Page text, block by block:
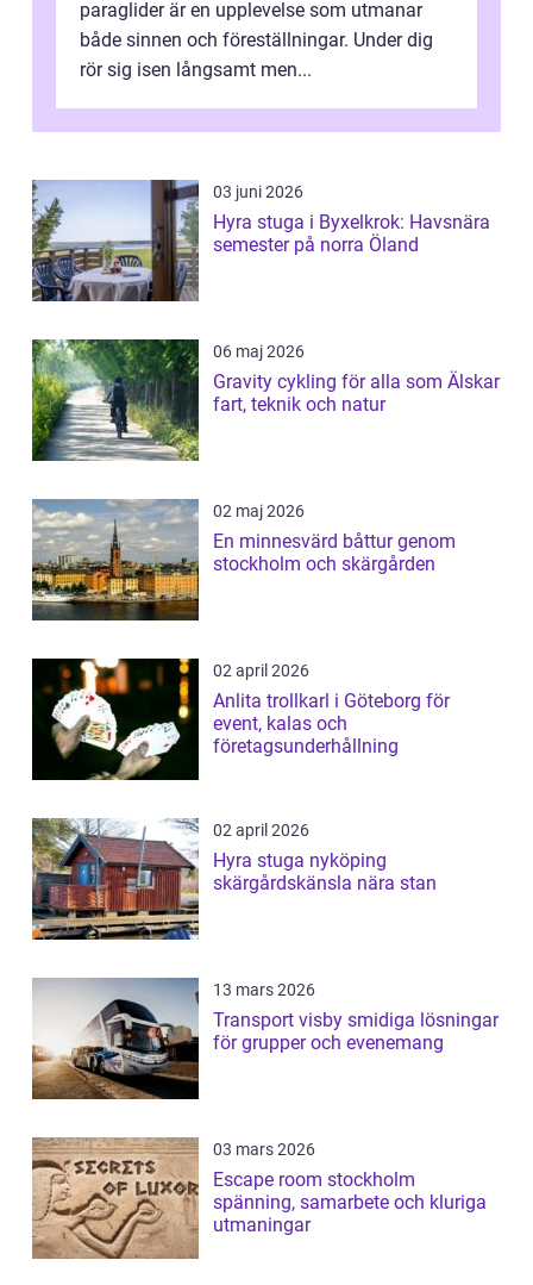
paraglider är en upplevelse som utmanar
både sinnen och föreställningar. Under dig
rör sig isen långsamt men...
03 juni 2026
Hyra stuga i Byxelkrok: Havsnära
semester på norra Öland
06 maj 2026
Gravity cykling för alla som Älskar
fart, teknik och natur
02 maj 2026
En minnesvärd båttur genom
stockholm och skärgården
02 april 2026
Anlita trollkarl i Göteborg för
event, kalas och
företagsunderhållning
02 april 2026
Hyra stuga nyköping
skärgårdskänsla nära stan
13 mars 2026
Transport visby smidiga lösningar
för grupper och evenemang
03 mars 2026
Escape room stockholm
spänning, samarbete och kluriga
utmaningar